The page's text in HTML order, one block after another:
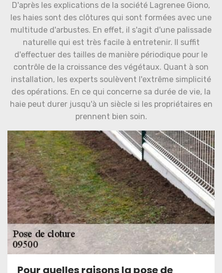
D'après les explications de la société Lagrenee Giono,
les haies sont des clôtures qui sont formées avec une
multitude d'arbustes. En effet, il s'agit d'une palissade
naturelle qui est très facile à entretenir. Il suffit
d'effectuer des tailles de manière périodique pour le
contrôle de la croissance des végétaux. Quant à son
installation, les experts soulèvent l'extrême simplicité
des opérations. En ce qui concerne sa durée de vie, la
haie peut durer jusqu'à un siècle si les propriétaires en
prennent bien soin.
Pour quelles raisons la pose de